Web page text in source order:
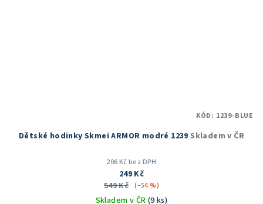
Dětské hodinky Skmei ARMOR modré 1239 Skladem v ČR
206 Kč bez DPH
249 Kč
549 Kč (–54 %)
Skladem v ČR (9 ks)
KÓD: 1239-BLUE